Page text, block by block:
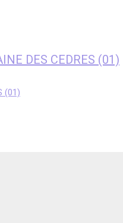
DES CEDRES (01)
(01)